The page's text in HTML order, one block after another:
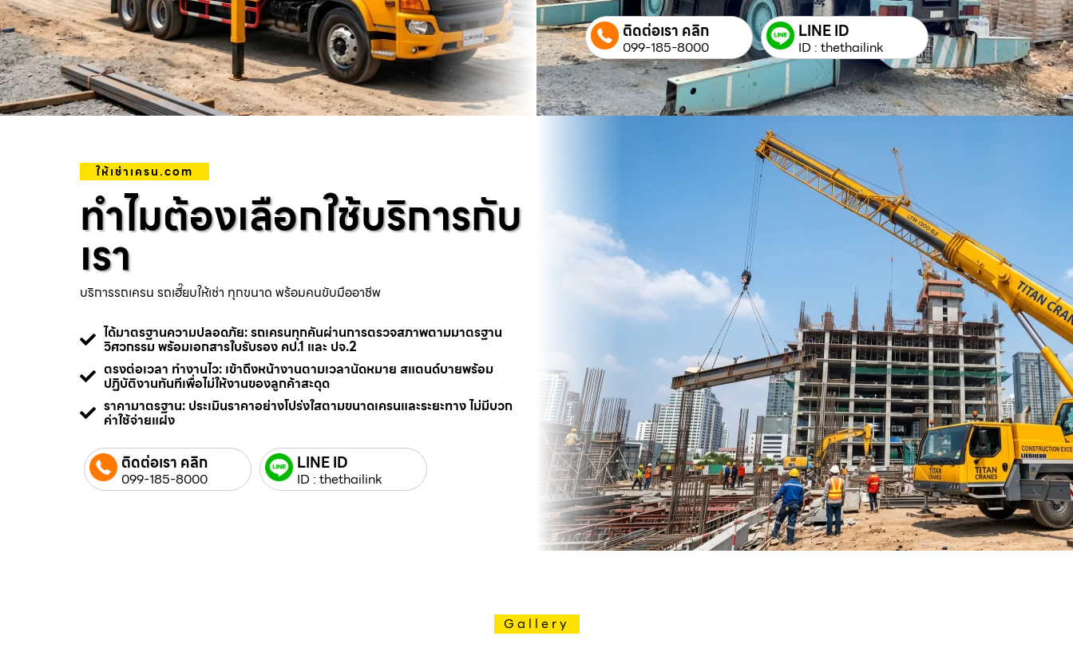
ติดต่อเรา คลิก
099-185-8000
LINE ID
ID : thethailink
ให้เช่าเครน.com
ทำไมต้องเลือกใช้บริการกับ
เรา
บริการรถเครน รถเฮี๊ยบให้เช่า ทุกขนาด พร้อมคนขับมืออาชีพ
ได้มาตรฐานความปลอดภัย: รถเครนทุกคันผ่านการตรวจสภาพตามมาตรฐาน
วิศวกรรม พร้อมเอกสารใบรับรอง คป.1 และ ปจ.2
ตรงต่อเวลา ทำงานไว: เข้าถึงหน้างานตามเวลานัดหมาย สแตนด์บายพร้อม
ปฏิบัติงานทันทีเพื่อไม่ให้งานของลูกค้าสะดุด
ราคามาตรฐาน: ประเมินราคาอย่างโปร่งใสตามขนาดเครนและระยะทาง ไม่มีบวก
ค่าใช้จ่ายแฝง
ติดต่อเรา คลิก
099-185-8000
LINE ID
ID : thethailink
Gallery